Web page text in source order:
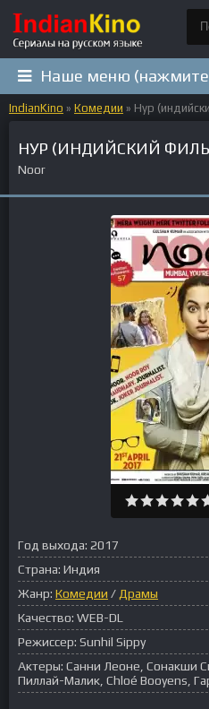
Наше меню
IndianKino » Комедии » Нур
НУР (ИНДИЙСКИЙ
Noor
Год выхода: 2017
Страна: Индия
Жанр: Комедии / Драмы
Качество: WEB-DL
Режиссер: Sunhil Sippy
Актеры: Санни Леоне, Сонакши
Пиллай-Малик, Chloé Booyens,